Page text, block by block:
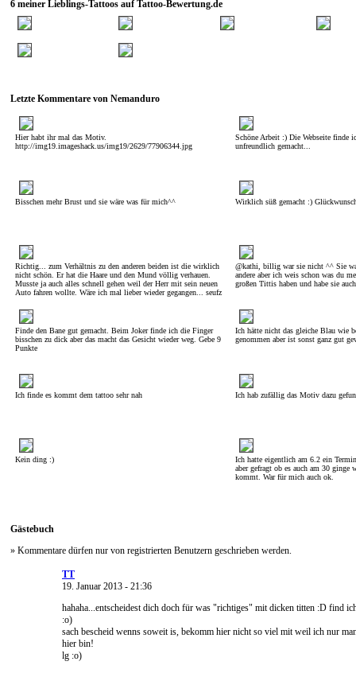
6 meiner Lieblings-Tattoos auf Tattoo-Bewertung.de
Letzte Kommentare von Nemanduro
Hier habt ihr mal das Motiv.
http://img19.imageshack.us/img19/2629/77906344.jpg
Schöne Arbeit :) Die Webseite finde
unfreundlich gemacht...
Bisschen mehr Brust und sie wäre was für mich^^ Wirklich süß gemacht :)
Richtig... zum Verhältnis zu den anderen beiden ist die wirklich
nicht schön. Er hat die Haare und den Mund völlig verhauen.
Musste ja auch alles schnell gehen weil der Herr mit sein neuen
Auto fahren wollte. Wäre ich mal lieber wieder gegangen... seufz
@kathi, billig war sie nicht ^^ Sie
andere aber ich weis schon was du
großen Tittis haben und habe sie
Finde den Bane gut gemacht. Beim Joker finde ich die Finger
bisschen zu dick aber das macht das Gesicht wieder weg. Gebe 9
Punkte
Ich hätte nicht das gleiche Blau wie
genommen aber ist sonst ganz gut
Ich finde es kommt dem tattoo sehr nah Ich hab zufällig das Motiv dazu
Kein ding :)
Ich hatte eigentlich am 6.2 ein
aber gefragt ob es auch am 30 ginge
kommt. War für mich auch ok.
Gästebuch
» Kommentare dürfen nur von registrierten Benutzern geschrieben werden.
TT
19. Januar 2013 - 21:36
hahaha...entscheidest dich doch für was "richtiges" mit dicken titten :D find
:o)
sach bescheid wenns soweit is, bekomm hier nicht so viel mit weil ich nur
hier bin!
lg :o)